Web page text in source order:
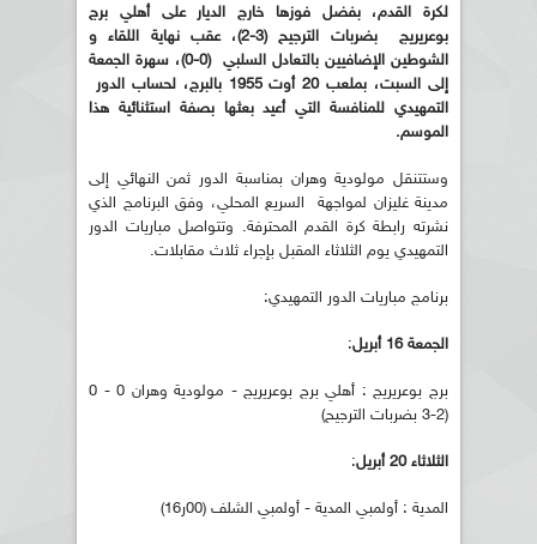
لكرة القدم، بفضل فوزها خارج الديار على أهلي برج
بوعريريج بضربات الترجيح (3-2)، عقب نهاية اللقاء و
الشوطين الإضافيين بالتعادل السلبي (0-0)، سهرة الجمعة
إلى السبت، بملعب 20 أوت 1955 بالبرج، لحساب الدور
التمهيدي للمنافسة التي أعيد بعثها بصفة استثنائية هذا
الموسم.
وستتنقل مولودية وهران بمناسبة الدور ثمن النهائي إلى
مدينة غليزان لمواجهة السريع المحلي، وفق البرنامج الذي
نشرته رابطة كرة القدم المحترفة. وتتواصل مباريات الدور
التمهيدي يوم الثلاثاء المقبل بإجراء ثلاث مقابلات.
برنامج مباريات الدور التمهيدي:
الجمعة 16 أبريل :
برج بوعريريج : أهلي برج بوعريريج - مولودية وهران 0 - 0
(2-3 بضربات الترجيح)
الثلاثاء 20 أبريل :
المدية : أولمبي المدية - أولمبي الشلف (00ر16)